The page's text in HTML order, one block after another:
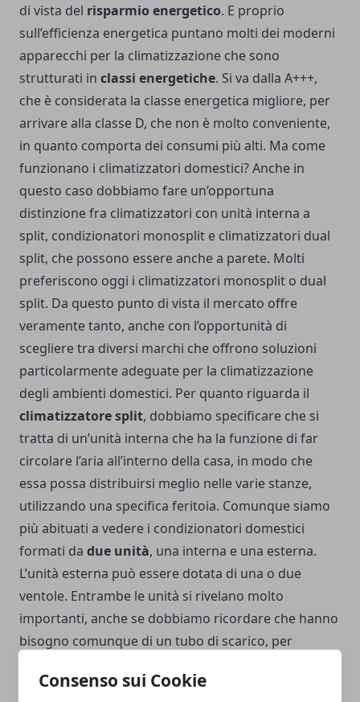
Consenso sui Cookie
di vista del risparmio energetico. E proprio
sull’efficienza energetica puntano molti dei moderni
apparecchi per la climatizzazione che sono
strutturati in classi energetiche. Si va dalla A+++,
che è considerata la classe energetica migliore, per
arrivare alla classe D, che non è molto conveniente,
in quanto comporta dei consumi più alti. Ma come
funzionano i climatizzatori domestici? Anche in
questo caso dobbiamo fare un’opportuna
distinzione fra climatizzatori con unità interna a
split, condizionatori monosplit e climatizzatori dual
split, che possono essere anche a parete. Molti
preferiscono oggi i climatizzatori monosplit o dual
split. Da questo punto di vista il mercato offre
veramente tanto, anche con l’opportunità di
scegliere tra diversi marchi che offrono soluzioni
particolarmente adeguate per la climatizzazione
degli ambienti domestici. Per quanto riguarda il
climatizzatore split, dobbiamo specificare che si
tratta di un’unità interna che ha la funzione di far
circolare l’aria all’interno della casa, in modo che
essa possa distribuirsi meglio nelle varie stanze,
utilizzando una specifica feritoia. Comunque siamo
più abituati a vedere i condizionatori domestici
formati da due unità, una interna e una esterna.
L’unità esterna può essere dotata di una o due
ventole. Entrambe le unità si rivelano molto
importanti, anche se dobbiamo ricordare che hanno
bisogno comunque di un tubo di scarico, per
processo di condensazione. Chiaramente esistono